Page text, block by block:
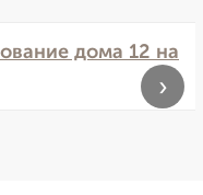
дома 12 на
›